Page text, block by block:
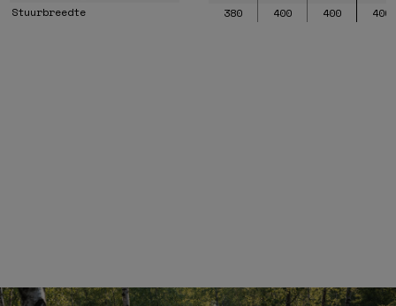
Stuurbreedte
380 400 400 400